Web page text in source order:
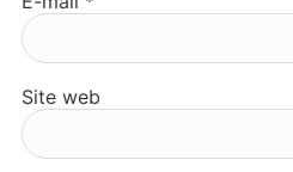
Site web